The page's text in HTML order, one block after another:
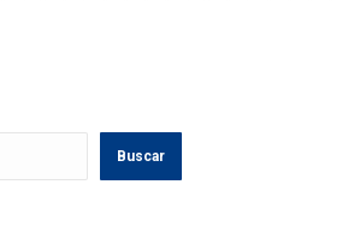
Buscar